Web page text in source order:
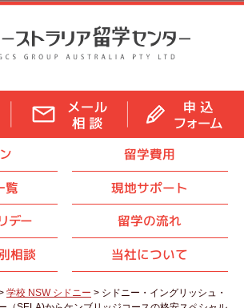
留学費用
覧
現地サポート
デー
留学の流れ
相談 当社について
学校 NSW シドニー > シドニー・イングリッシュ・